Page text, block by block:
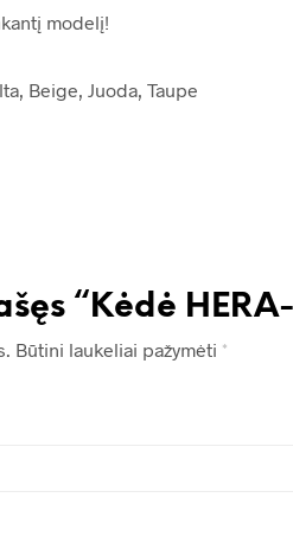
modelį!
Beige, Juoda, Taupe
“Kėdė HERA-
Būtini laukeliai pažymėti *